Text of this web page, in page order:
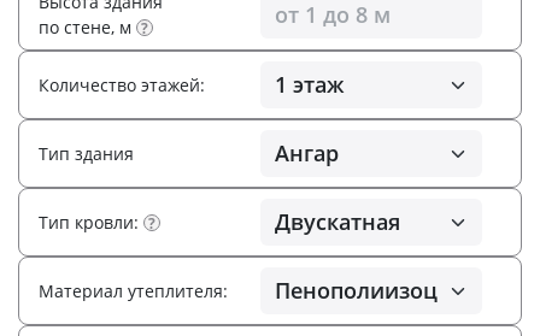
Тип здания
Тип кровли: ?
Материал утеплителя:
по стене, м ?
Количество этажей: